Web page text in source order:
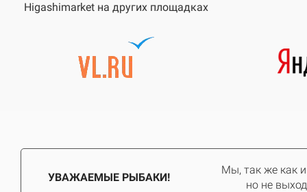
Higashimarket на других площадках
УВАЖАЕМЫЕ РЫБАКИ!
Мы, так же как
но не